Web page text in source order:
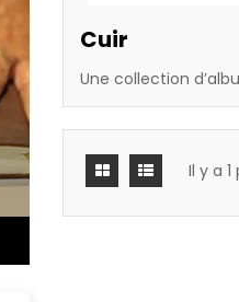
Cuir
Une collection
Il y a